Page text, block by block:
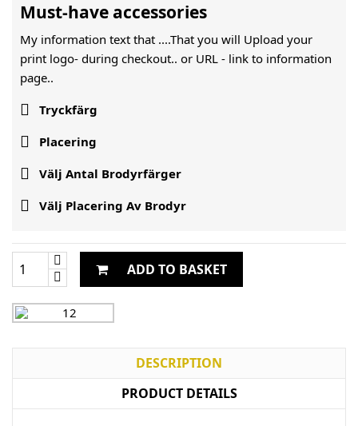
Must-have accessories
My information text that ....That you will Upload your
print logo- during checkout.. or URL - link to information
page..
 Tryckfärg
 Placering
 Välj Antal Brodyrfärger
 Välj Placering Av Brodyr
ADD TO BASKET
DESCRIPTION
PRODUCT DETAILS